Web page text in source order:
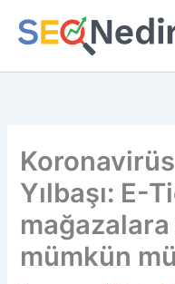
atla
Yılbaşı: E-
mağazalara
mümkün